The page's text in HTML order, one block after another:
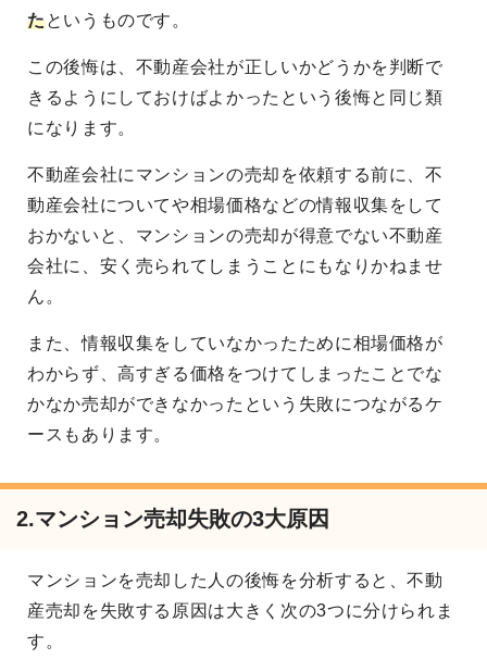
たというものです。
この後悔は、不動産会社が正しいかどうかを判断で
きるようにしておけばよかったという後悔と同じ類
になります。
不動産会社にマンションの売却を依頼する前に、不
動産会社についてや相場価格などの情報収集をして
おかないと、マンションの売却が得意でない不動産
会社に、安く売られてしまうことにもなりかねませ
ん。
また、情報収集をしていなかったために相場価格が
わからず、高すぎる価格をつけてしまったことでな
かなか売却ができなかったという失敗につながるケ
ースもあります。
2.マンション売却失敗の3大原因
マンションを売却した人の後悔を分析すると、不動
産売却を失敗する原因は大きく次の3つに分けられま
す。